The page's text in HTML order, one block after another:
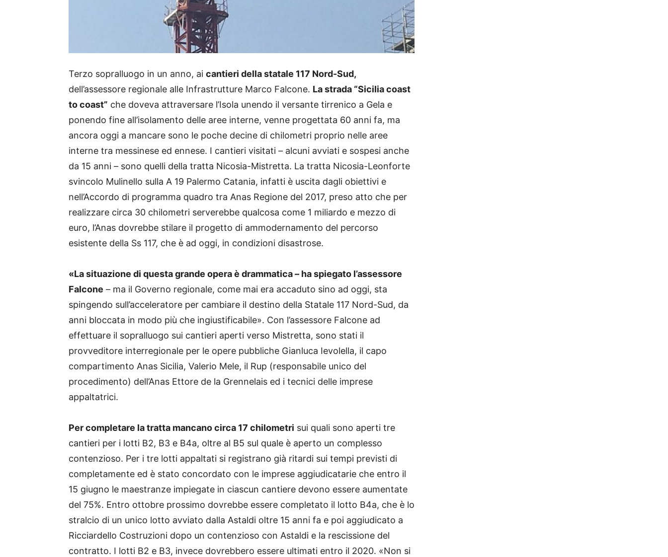
Terzo sopralluogo in un anno, ai cantieri della statale 117 Nord-Sud,
dell’assessore regionale alle Infrastrutture Marco Falcone. La strada “Sicilia coast
to coast” che doveva attraversare l’Isola unendo il versante tirrenico a Gela e
ponendo fine all’isolamento delle aree interne, venne progettata 60 anni fa, ma
ancora oggi a mancare sono le poche decine di chilometri proprio nelle aree
interne tra messinese ed ennese. I cantieri visitati – alcuni avviati e sospesi anche
da 15 anni – sono quelli della tratta Nicosia-Mistretta. La tratta Nicosia-Leonforte
svincolo Mulinello sulla A 19 Palermo Catania, infatti è uscita dagli obiettivi e
nell’Accordo di programma quadro tra Anas Regione del 2017, preso atto che per
realizzare circa 30 chilometri serverebbe qualcosa come 1 miliardo e mezzo di
euro, l’Anas dovrebbe stilare il progetto di ammodernamento del percorso
esistente della Ss 117, che è ad oggi, in condizioni disastrose.
«La situazione di questa grande opera è drammatica – ha spiegato l’assessore
Falcone – ma il Governo regionale, come mai era accaduto sino ad oggi, sta
spingendo sull’acceleratore per cambiare il destino della Statale 117 Nord-Sud, da
anni bloccata in modo più che ingiustificabile». Con l’assessore Falcone ad
effettuare il sopralluogo sui cantieri aperti verso Mistretta, sono stati il
provveditore interregionale per le opere pubbliche Gianluca Ievolella, il capo
compartimento Anas Sicilia, Valerio Mele, il Rup (responsabile unico del
procedimento) dell’Anas Ettore de la Grennelais ed i tecnici delle imprese
appaltatrici.
Per completare la tratta mancano circa 17 chilometri sui quali sono aperti tre
cantieri per i lotti B2, B3 e B4a, oltre al B5 sul quale è aperto un complesso
contenzioso. Per i tre lotti appaltati si registrano già ritardi sui tempi previsti di
completamente ed è stato concordato con le imprese aggiudicatarie che entro il
15 giugno le maestranze impiegate in ciascun cantiere devono essere aumentate
del 75%. Entro ottobre prossimo dovrebbe essere completato il lotto B4a, che è lo
stralcio di un unico lotto avviato dalla Astaldi oltre 15 anni fa e poi aggiudicato a
Ricciardello Costruzioni dopo un contenzioso con Astaldi e la rescissione del
contratto. I lotti B2 e B3, invece dovrebbero essere ultimati entro il 2020. «Non si